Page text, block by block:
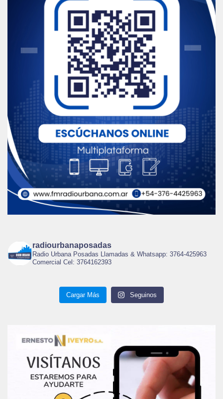
radiourbanaposadas
Radio Urbana Posadas Llamadas & Whatsapp: 3764-425963
Comercial Cel: 3764162393
Cargar Más Seguinos